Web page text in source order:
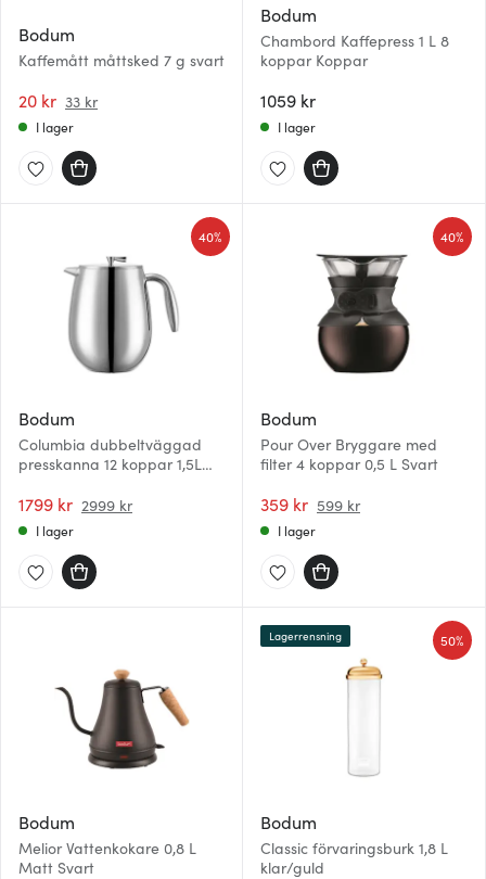
Bodum
Kaffemått måttsked 7 g svart
20 kr 33 kr
I lager
Bodum
Chambord Kaffepress 1 L 8
koppar Koppar
1059 kr
I lager
Bodum
Columbia dubbeltväggad
presskanna 12 koppar 1,5L
1799 kr 2999 kr
40%
I lager
Bodum
Pour Over Bryggare med
filter 4 koppar 0,5 L Svart
359 kr 599 kr
40%
I lager
Bodum
Melior Vattenkokare 0,8 L
Matt Svart
Bodum
Classic förvaringsburk 1,8 L
klar/guld
50%
Lagerrensning